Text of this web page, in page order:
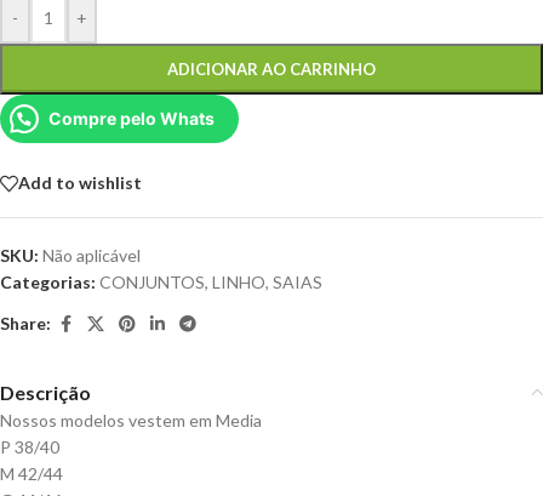
- +
ADICIONAR AO CARRINHO
Compre pelo Whats
Add to wishlist
SKU: Não aplicável
Categorias: CONJUNTOS, LINHO, SAIAS
Share:
Descrição
Nossos modelos vestem em Media
P 38/40
M 42/44